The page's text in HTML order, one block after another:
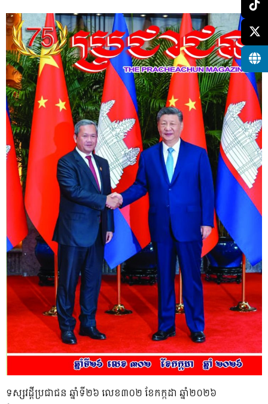
ទស្សវដ្តីប្រជាជន ឆ្នាំទី២៦ លេខ៣០២ ខែកក្កដា ឆ្នាំ២០២៦